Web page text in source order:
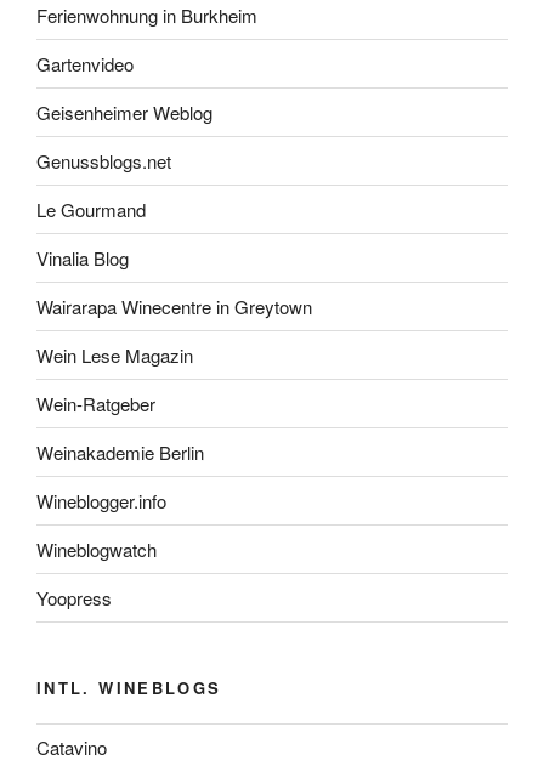
Ferienwohnung in Burkheim
Gartenvideo
Geisenheimer Weblog
Genussblogs.net
Le Gourmand
Vinalia Blog
Wairarapa Winecentre in Greytown
Wein Lese Magazin
Wein-Ratgeber
Weinakademie Berlin
Wineblogger.info
Wineblogwatch
Yoopress
INTL. WINEBLOGS
Catavino